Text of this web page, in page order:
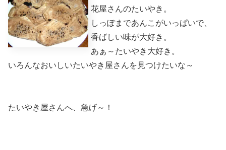
花屋さんのたいやき。
しっぽまであんこがいっぱいで、
香ばしい味が大好き。
あぁ～たいやき大好き。
いろんなおいしいたいやき屋さんを見つけたいな～
たいやき屋さんへ、急げ～！